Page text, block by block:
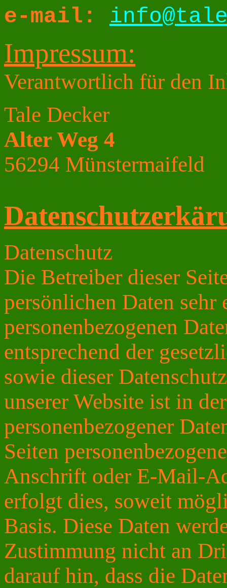
e-mail:
Impressum:
Verantwortlich für den
Tale Decker
Alter Weg 4
56294 Münstermaifeld
Datenschutz
Die Betreiber dieser
persönlichen Daten
personenbezogenen
entsprechend der
sowie dieser
unserer Website ist in
personenbezogener
Seiten
Anschrift oder E-Mail-
erfolgt dies, soweit
Basis. Diese Daten
Zustimmung nicht an
darauf hin, dass die